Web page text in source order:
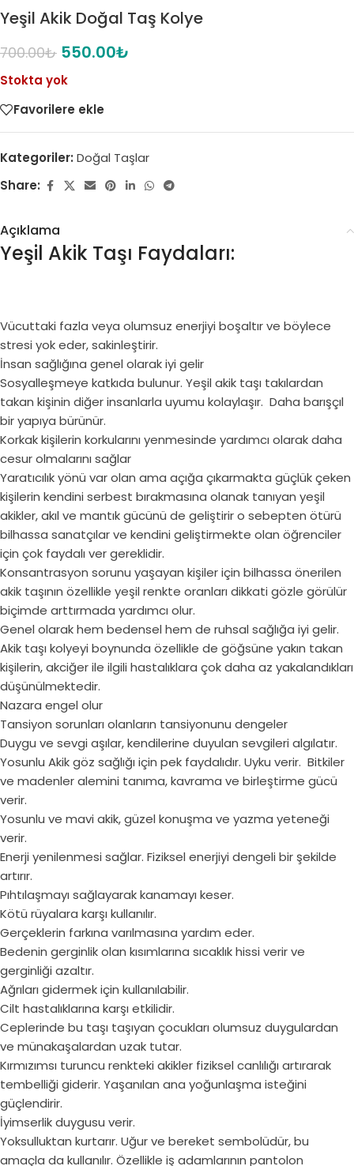
Yeşil Akik Doğal Taş Kolye
700.00₺ 550.00₺
Stokta yok
Favorilere ekle
Kategoriler: Doğal Taşlar
Share:
Açıklama
Yeşil Akik Taşı Faydaları:
Vücuttaki fazla veya olumsuz enerjiyi boşaltır ve böylece
stresi yok eder, sakinleştirir.
İnsan sağlığına genel olarak iyi gelir
Sosyalleşmeye katkıda bulunur. Yeşil akik taşı takılardan
takan kişinin diğer insanlarla uyumu kolaylaşır. Daha barışçıl
bir yapıya bürünür.
Korkak kişilerin korkularını yenmesinde yardımcı olarak daha
cesur olmalarını sağlar
Yaratıcılık yönü var olan ama açığa çıkarmakta güçlük çeken
kişilerin kendini serbest bırakmasına olanak tanıyan yeşil
akikler, akıl ve mantık gücünü de geliştirir o sebepten ötürü
bilhassa sanatçılar ve kendini geliştirmekte olan öğrenciler
için çok faydalı ver gereklidir.
Konsantrasyon sorunu yaşayan kişiler için bilhassa önerilen
akik taşının özellikle yeşil renkte oranları dikkati gözle görülür
biçimde arttırmada yardımcı olur.
Genel olarak hem bedensel hem de ruhsal sağlığa iyi gelir.
Akik taşı kolyeyi boynunda özellikle de göğsüne yakın takan
kişilerin, akciğer ile ilgili hastalıklara çok daha az yakalandıkları
düşünülmektedir.
Nazara engel olur
Tansiyon sorunları olanların tansiyonunu dengeler
Duygu ve sevgi aşılar, kendilerine duyulan sevgileri algılatır.
Yosunlu Akik göz sağlığı için pek faydalıdır. Uyku verir. Bitkiler
ve madenler alemini tanıma, kavrama ve birleştirme gücü
verir.
Yosunlu ve mavi akik, güzel konuşma ve yazma yeteneği
verir.
Enerji yenilenmesi sağlar. Fiziksel enerjiyi dengeli bir şekilde
artırır.
Pıhtılaşmayı sağlayarak kanamayı keser.
Kötü rüyalara karşı kullanılır.
Gerçeklerin farkına varılmasına yardım eder.
Bedenin gerginlik olan kısımlarına sıcaklık hissi verir ve
gerginliği azaltır.
Ağrıları gidermek için kullanılabilir.
Cilt hastalıklarına karşı etkilidir.
Ceplerinde bu taşı taşıyan çocukları olumsuz duygulardan
ve münakaşalardan uzak tutar.
Kırmızımsı turuncu renkteki akikler fiziksel canlılığı artırarak
tembelliği giderir. Yaşanılan ana yoğunlaşma isteğini
güçlendirir.
İyimserlik duygusu verir.
Yoksulluktan kurtarır. Uğur ve bereket sembolüdür, bu
amaçla da kullanılır. Özellikle iş adamlarının pantolon